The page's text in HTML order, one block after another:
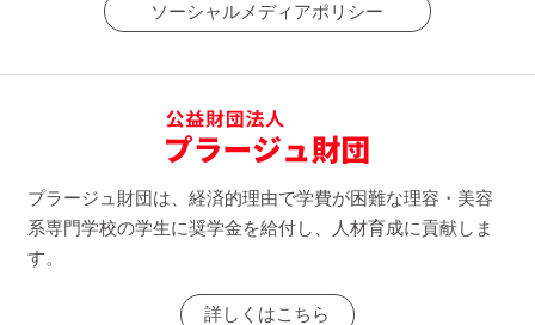
ソーシャルメディアポリシー
プラージュ財団は、経済的理由で学費が困難な理容・美容
系専門学校の学生に奨学金を給付し、人材育成に貢献しま
す。
詳しくはこちら